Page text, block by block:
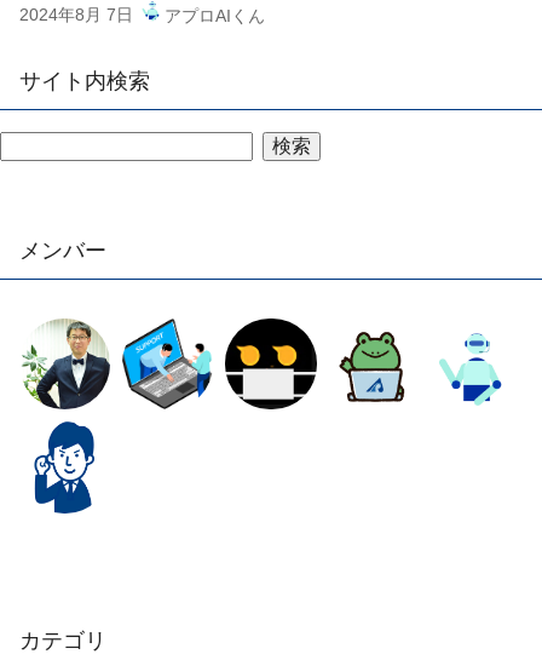
2024年8月 7日 アプロAIくん
サイト内検索
検索
メンバー
カテゴリ